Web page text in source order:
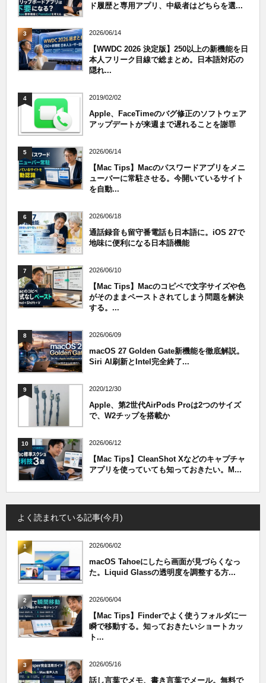
ド履歴と専用アプリ、中級者はどちらを選...
3 2026/06/14
【WWDC 2026 決定版】250以上の新機能を日
本人フリーク目線で総まとめ。日本語対応の
隠れ...
4 2019/02/02
Apple、FaceTimeのバグ修正のソフトウェア
アップデートが来週まで遅れることを謝罪
5 2026/06/14
【Mac Tips】Macのパスワードアプリをメニ
ューバーに常駐させる。今開いているサイト
を自動...
6 2026/06/18
通話録音も留守番電話も日本語に。iOS 27で
地味に便利になる日本語機能
7 2026/06/10
【Mac Tips】Macのコピペで文字サイズや色
がそのままペーストされてしまう問題を解決
する。...
8 2026/06/09
macOS 27 Golden Gate新機能を徹底解説。
Siri AI刷新とIntel完全終了...
9 2020/12/30
Apple、第2世代AirPods Proは2つのサイズ
で、W2チップを搭載か
10 2026/06/12
【Mac Tips】CleanShot Xなどのキャプチャ
アプリを使っていても知っておきたい。M...
よく読まれている記事(今月)
1 2026/06/02
macOS Tahoeにしたら画面が見づらくなっ
た。Liquid Glassの透明度を調整する方...
2 2026/06/04
【Mac Tips】Finderでよく使うフォルダに一
瞬で移動する。知っておきたいショートカッ
ト...
3 2026/05/16
話し言葉でメモ、書き言葉でメール。無料で